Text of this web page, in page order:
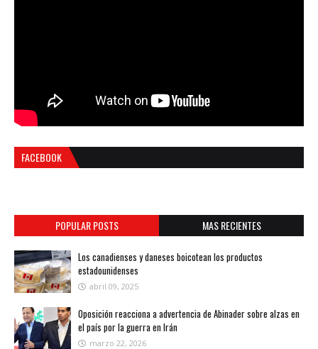
FACEBOOK
POPULAR POSTS MAS RECIENTES
Los canadienses y daneses boicotean los productos
estadounidenses
abril 09, 2025
Oposición reacciona a advertencia de Abinader sobre alzas en
el país por la guerra en Irán
marzo 22, 2026